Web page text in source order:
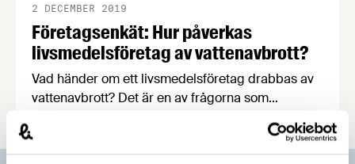
Företagsenkät: Hur påverkas
livsmedelsföretag av vattenavbrott?
2 DECEMBER 2019
Vad händer om ett livsmedelsföretag drabbas av
vattenavbrott? Det är en av frågorna som
transportforskningsinstitut ska besvara i en ny
studie som syftar till att stärka Sveriges